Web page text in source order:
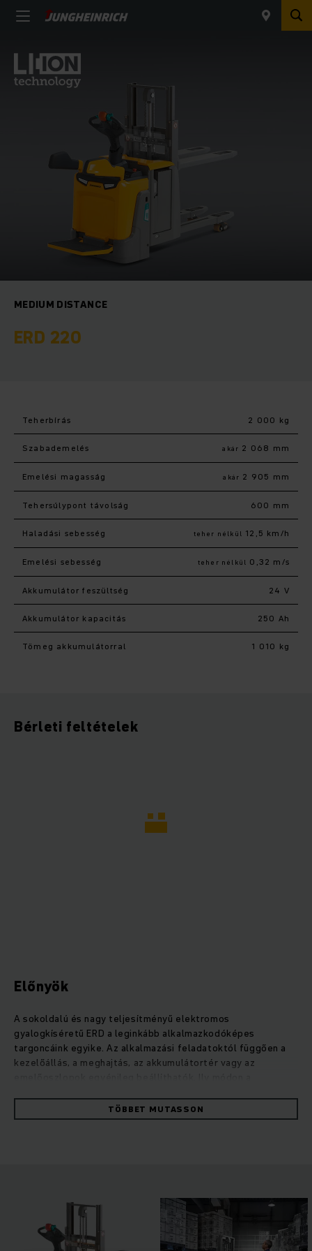
MEDIUM DISTANCE
ERD 220
Teherbírás 2 000 kg
Szabademelés akár 2 068 mm
Emelési magasság akár 2 905 mm
Tehersúlypont távolság 600 mm
Haladási sebesség teher nélkül 12,5 km/h
Emelési sebesség teher nélkül 0,32 m/s
Akkumulátor feszültség 24 V
Akkumulátor kapacitás 250 Ah
Tömeg akkumulátorral 1 010 kg
Bérleti feltételek
Előnyök
A sokoldalú és nagy teljesítményű elektromos
gyalogkíséretű ERD a leginkább alkalmazkodóképes
targoncáink egyike. Az alkalmazási feladatoktól függően a
kezelőállás, a meghajtás, az akkumulátortér vagy az
A kétszintes szállítási móddal kombinálva, két raklap
egyidejű kezelésekor, rendkívül hatékony árurakodást
biztosít rendkívül alacsony fogyasztás mellett. A
karbantartásmentes szénkefék nélküli motoroknak
köszönhetően hosszú alkalmazási időtartamra számíthat. A
szükséges energia a hosszú élettartamú savas
TÖBBET MUTASSON